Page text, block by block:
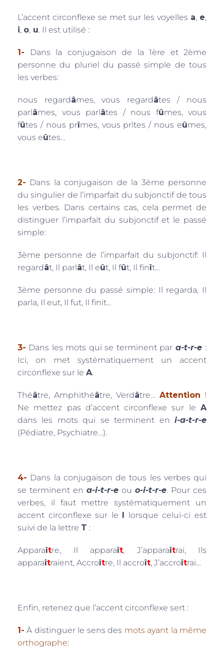
L’accent circonflexe se met sur les voyelles a, e,
i, o, u. Il est utilisé :
1- Dans la conjugaison de la 1ère et 2ème
personne du pluriel du passé simple de tous
les verbes:
nous regardâmes, vous regardâtes / nous
parlâmes, vous parlâtes / nous fûmes, vous
fûtes / nous prîmes, vous prîtes / nous eûmes,
vous eûtes…
2- Dans la conjugaison de la 3ème personne
du singulier de l’imparfait du subjonctif de tous
les verbes. Dans certains cas, cela permet de
distinguer l’imparfait du subjonctif et le passé
simple:
3ème personne de l’imparfait du subjonctif: Il
regardât, Il parlât, Il eût, Il fût, Il finît…
3ème personne du passé simple: Il regarda, Il
parla, Il eut, Il fut, Il finit…
3- Dans les mots qui se terminent par a-t-r-e :
Ici, on met systématiquement un accent
circonflexe sur le A.
Théâtre, Amphithéâtre, Verdâtre… Attention !
Ne mettez pas d’accent circonflexe sur le A
dans les mots qui se terminent en i-a-t-r-e
(Pédiatre, Psychiatre…).
4- Dans la conjugaison de tous les verbes qui
se terminent en a-i-t-r-e ouo-i-t-r-e. Pour ces
verbes, il faut mettre systématiquement un
accent circonflexe sur le I lorsque celui-ci est
suivi de la lettre T :
Apparaître, Il apparaît, J’apparaîtrai, Ils
apparaîtraient, Accroître, Il accroît, J’accroîtrai…
Enfin, retenez que l’accent circonflexe sert :
1- À distinguer le sens des mots ayant la même
orthographe: